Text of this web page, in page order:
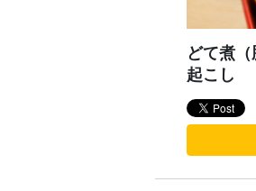
どて煮
起こし